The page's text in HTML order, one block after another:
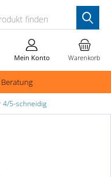
finden
Warenkorb
Mein Konto
4/5-schneidig